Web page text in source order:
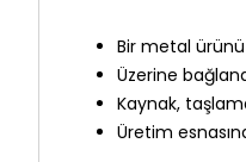
Bir metal
Üzerine
Kaynak,
Üretim